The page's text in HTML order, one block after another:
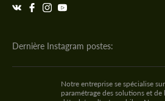
Dernière Instagram postes:
Notre entreprise se spécialise
paramétrage des solutions et